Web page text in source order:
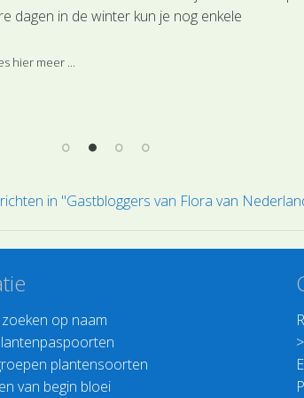
dagen in de winter kun je nog enkele
hier meer ...
in "Gastbloggers van Flora van
op naam
plantensoorten
van begin bloei
>